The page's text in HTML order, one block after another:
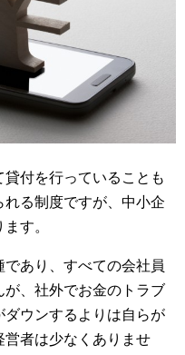
付を行っていることも
る制度ですが、中小企
す。
あり、すべての会社員
、社外でお金のトラブ
ダウンするよりは自らが
者は少なくありませ